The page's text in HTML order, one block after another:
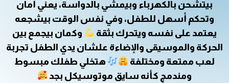
بيتشحن بالكهرباء وبيمشي بالدواسة، يعني أمان
وتحكم أسهل للطفل، وفي نفس الوقت بيشجعه
يعتمد على نفسه ويتحرك بثقة
وكمان بيجمع بين
الحركة والموسيقى والإضاءة علشان يدي الطفل تجربة
لعب ممتعة ومختلفة
هتخلي طفلك مبسوط
ومندمج كأنه سايق موتوسيكل بجد